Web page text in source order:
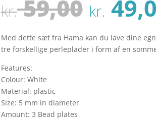
kr.59,00 Den
pris
var:
kr.
kr.
Med dette sæt fra Hama kan du lave dine
tre forskellige perleplader i form af en
Features:
Colour: White
Material: plastic
Size: 5 mm in diameter
Amount: 3 Bead plates